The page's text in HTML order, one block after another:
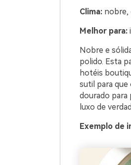
Clima:nobre,
Melhor para:
Nobre e
polido. Esta
hotéis
sutil para que
dourado
luxo de
Exemplo de